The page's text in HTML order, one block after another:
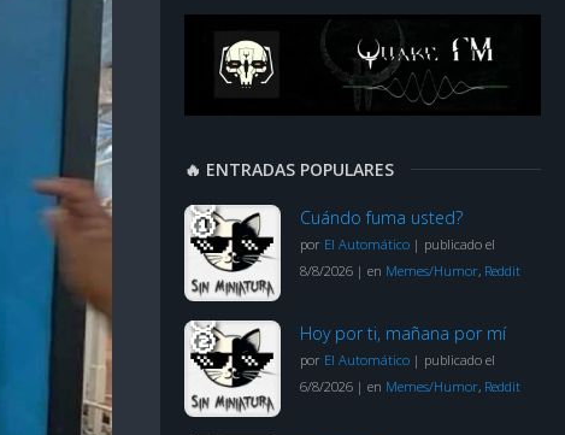
🔥 ENTRADAS POPULARES
Cuándo fuma usted?
por El Automático | publicado el
8/8/2026 | en Memes/Humor, Reddit
Hoy por ti, mañana por mí
por El Automático | publicado el
6/8/2026 | en Memes/Humor, Reddit